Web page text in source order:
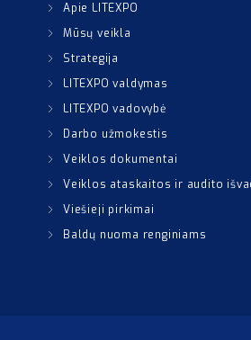
Apie LITEXPO
Mūsų veikla
Strategija
LITEXPO valdymas
LITEXPO vadovybė
Darbo užmokestis
Veiklos dokumentai
Veiklos ataskaitos ir audito
Viešieji pirkimai
Baldų nuoma renginiams